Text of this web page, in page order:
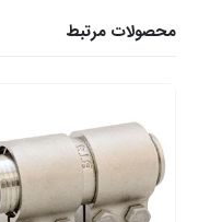
محصولات مرتبط